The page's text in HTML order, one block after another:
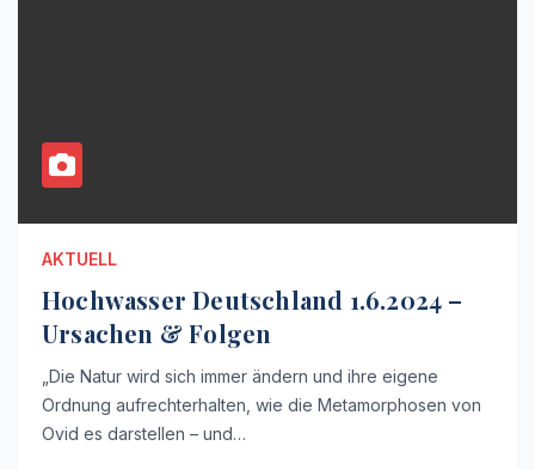
AKTUELL
Hochwasser Deutschland 1.6.2024 –
Ursachen & Folgen
„Die Natur wird sich immer ändern und ihre eigene
Ordnung aufrechterhalten, wie die Metamorphosen von
Ovid es darstellen – und…